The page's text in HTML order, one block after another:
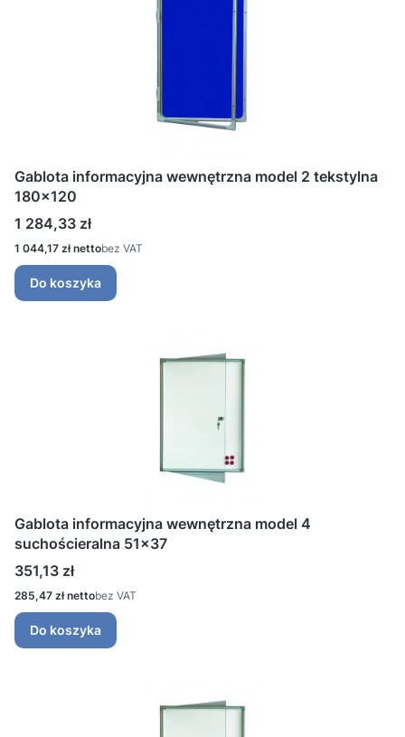
Gablota informacyjna wewnętrzna model 2 tekstylna
180x120
Cena
1 284,33 zł
Cena
1 044,17 zł bez VAT
Do koszyka
Gablota informacyjna wewnętrzna model 4
suchościeralna 51x37
Cena
351,13 zł
Cena
285,47 zł bez VAT
Do koszyka